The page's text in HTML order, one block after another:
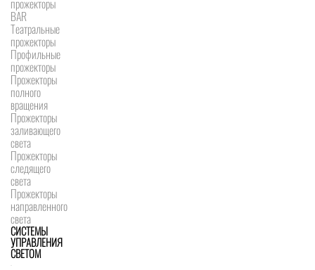
прожекторы
BAR
Театральные
прожекторы
Профильные
прожекторы
Прожекторы
полного
вращения
Прожекторы
заливающего
света
Прожекторы
следящего
света
Прожекторы
направленного
света
СИСТЕМЫ
УПРАВЛЕНИЯ
СВЕТОМ